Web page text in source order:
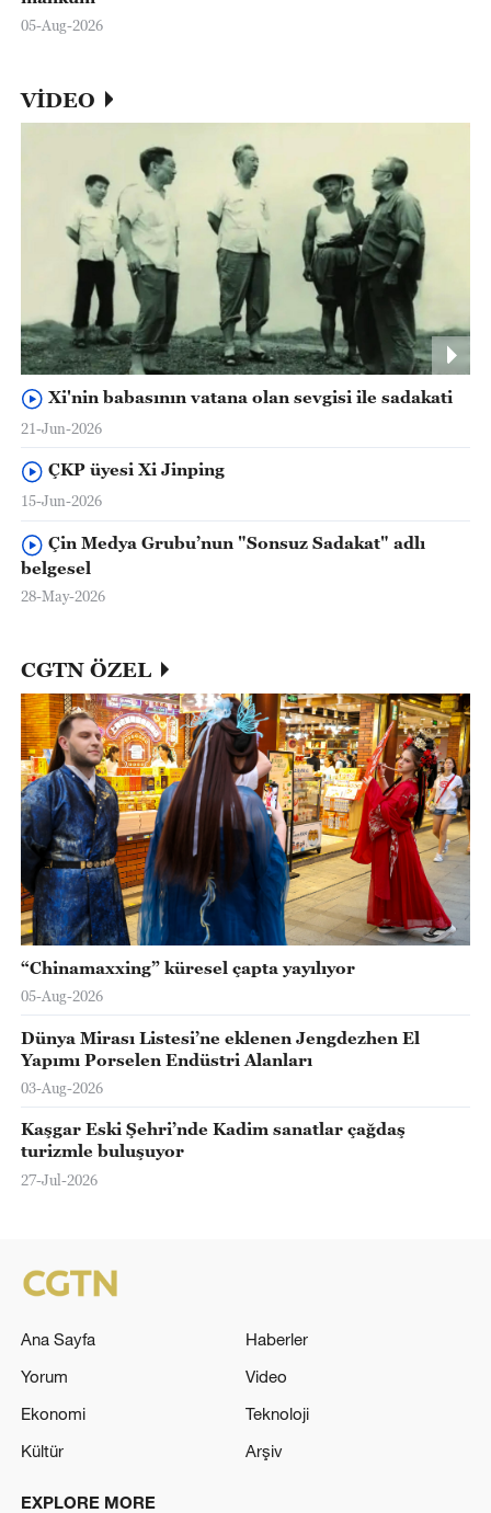
05-Aug-2026
VİDEO
Xi'nin babasının vatana olan sevgisi ile sadakati
21-Jun-2026
ÇKP üyesi Xi Jinping
15-Jun-2026
Çin Medya Grubu’nun "Sonsuz Sadakat" adlı
belgesel
28-May-2026
CGTN ÖZEL
“Chinamaxxing” küresel çapta yayılıyor
05-Aug-2026
Dünya Mirası Listesi’ne eklenen Jengdezhen El
Yapımı Porselen Endüstri Alanları
03-Aug-2026
Kaşgar Eski Şehri’nde Kadim sanatlar çağdaş
turizmle buluşuyor
27-Jul-2026
Ana Sayfa
Haberler
Yorum
Video
Ekonomi
Teknoloji
Kültür
Arşiv
EXPLORE MORE